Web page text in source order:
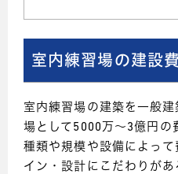
室内練習場の建設
室内練習場の建築を一般
場として5000万～3億円の
種類や規模や設備によっ
イン・設計にこだわりが